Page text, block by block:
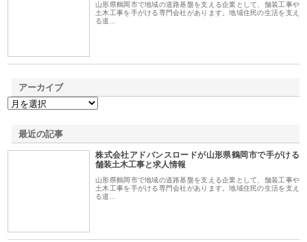
山形県鶴岡市で地域の道路基盤を支える企業として、舗装工事や
土木工事を手がける専門会社があります。地域住民の生活を支え
る道…
アーカイブ
最近の記事
株式会社アドバンスロードが山形県鶴岡市で手がける
舗装土木工事と求人情報
山形県鶴岡市で地域の道路基盤を支える企業として、舗装工事や
土木工事を手がける専門会社があります。地域住民の生活を支え
る道…